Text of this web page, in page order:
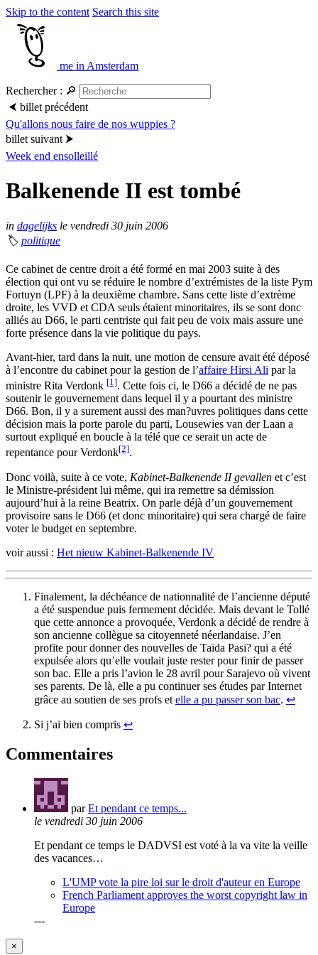
Skip to the content Search this site
me in Amsterdam
Rechercher : 🔎
⮜ billet précédent
Qu'allons nous faire de nos wuppies ?
billet suivant ⮞
Week end ensolleillé
Balkenende II est tombé
in dagelijks le vendredi 30 juin 2006
🏷 politique
Ce cabinet de centre droit a été formé en mai 2003 suite à des
élection qui ont vu se réduire le nombre d’extrémistes de la liste Pym
Fortuyn (LPF) à la deuxième chambre. Sans cette liste d’extrème
droite, les VVD et CDA seuls étaient minoritaires, ils se sont donc
alliés au D66, le parti centriste qui fait peu de voix mais assure une
forte présence dans la vie politique du pays.
Avant-hier, tard dans la nuit, une motion de censure avait été déposé
à l’encontre du cabinet pour la gestion de l’affaire Hirsi Ali par la
ministre Rita Verdonk [1]. Cette fois ci, le D66 a décidé de ne pas
soutenir le gouvernement dans lequel il y a pourtant des ministre
D66. Bon, il y a surement aussi des man?uvres politiques dans cette
décision mais la porte parole du parti, Lousewies van der Laan a
surtout expliqué en boucle à la télé que ce serait un acte de
repentance pour Verdonk[2].
Donc voilà, suite à ce vote, Kabinet-Balkenende II gevallen et c’est
le Ministre-président lui même, qui ira remettre sa démission
aujourd’hui à la reine Beatrix. On parle déjà d’un gouvernement
provisoire sans le D66 (et donc minoritaire) qui sera chargé de faire
voter le budget en septembre.
voir aussi : Het nieuw Kabinet-Balkenende IV
Finalement, la déchéance de nationnalité de l’ancienne député
a été suspendue puis fermement décidée. Mais devant le Tollé
que cette annonce a provoquée, Verdonk a décidé de rendre à
son ancienne collègue sa citoyenneté néerlandaise. J’en
profite pour donner des nouvelles de Taïda Pasi? qui a été
expulsée alors qu’elle voulait juste rester pour finir de passer
son bac. Elle a pris l’avion le 28 avril pour Sarajevo où vivent
ses parents. De là, elle a pu continuer ses études par Internet
grâce au soutien de ses profs et elle a pu passer son bac. ↩︎
Si j’ai bien compris ↩︎
Commentaires
parEt pendant ce temps...
le vendredi 30 juin 2006
Et pendant ce temps le DADVSI est voté à la va vite la veille
des vacances…
L'UMP vote la pire loi sur le droit d'auteur en Europe
French Parliament approves the worst copyright law in
Europe
---
×